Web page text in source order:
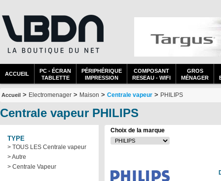
ACCUEIL
PC - ÉCRAN
TABLETTE
PÉRIPHÉRIQUE
IMPRESSION
COMPOSANT
RESEAU - WIFI
GROS
MÉNAGER
Accueil > Electromenager > Maison > Centrale vapeur > PHILIPS
Centrale vapeur PHILIPS
TYPE
> TOUS LES Centrale vapeur
> Autre
> Centrale Vapeur
Choix de la marque